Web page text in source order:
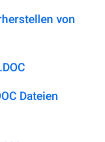
von
Dateien